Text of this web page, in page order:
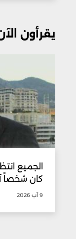
يقرأون
الجميع
كان شخصاً
9 آب 2026